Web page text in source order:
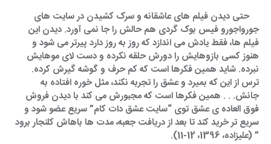
حتی دیدن فیلم های عاشقانه و سرک کشیدن در سایت های
جورواجورو فیس بوک گردی هم حالش را جا نمی آورد. دیدن این
فیلم ها، فقط یادش می اندازد که روز به روز دارد پیرتر می شود و
هنوز کسی بازوهایش را دورش حلقه نکرده و دست لای موهایش
نبرده. شاید همین فکرها است که کم حرف و گوشه گیرش کرده.
ترس از این که بمیرد و عشق را تجربه نکند، مثل خوره افتاده به
جانش. . . همین فکرها است که مجبورش می کند با دیدن فروش
فوق العاده ی عشق توی “سایت عشق دات کام” سریع عضو شود و
سریع تر خرید کند تا بعد از دریافت جعبه، مدت ها باهاش کلنجار برود
” (علیزاده، 1396، 12-11).